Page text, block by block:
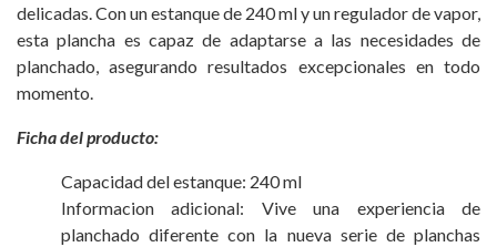
delicadas. Con un estanque de 240 ml y un regulador de vapor,
esta plancha es capaz de adaptarse a las necesidades de
planchado, asegurando resultados excepcionales en todo
momento.
Ficha del producto:
Capacidad del estanque: 240 ml
Informacion adicional: Vive una experiencia de
planchado diferente con la nueva serie de planchas